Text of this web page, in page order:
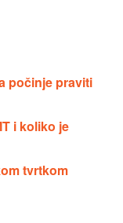
počinje praviti
i koliko je
tvrtkom